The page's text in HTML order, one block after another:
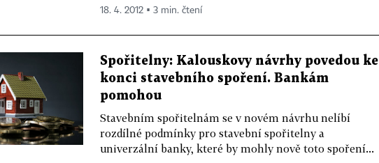
18. 4. 2012 ▪ 3 min. čtení
Spořitelny: Kalouskovy návrhy povedou ke
konci stavebního spoření. Bankám
pomohou
Stavebním spořitelnám se v novém návrhu nelíbí
rozdílné podmínky pro stavební spořitelny a
univerzální banky, které by mohly nově toto spoření...